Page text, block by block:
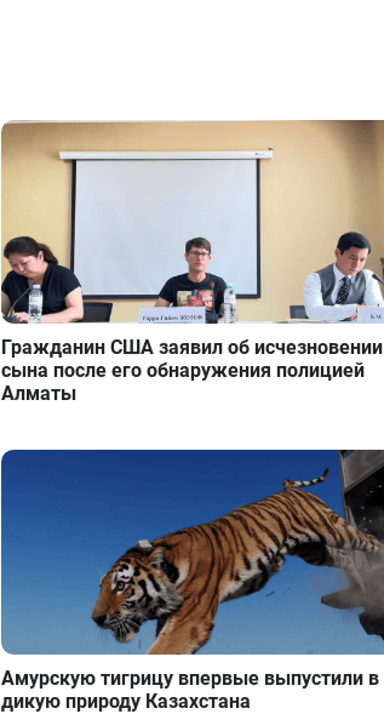
Гражданин США заявил об исчезновении
сына после его обнаружения полицией
Алматы
Амурскую тигрицу впервые выпустили в
дикую природу Казахстана